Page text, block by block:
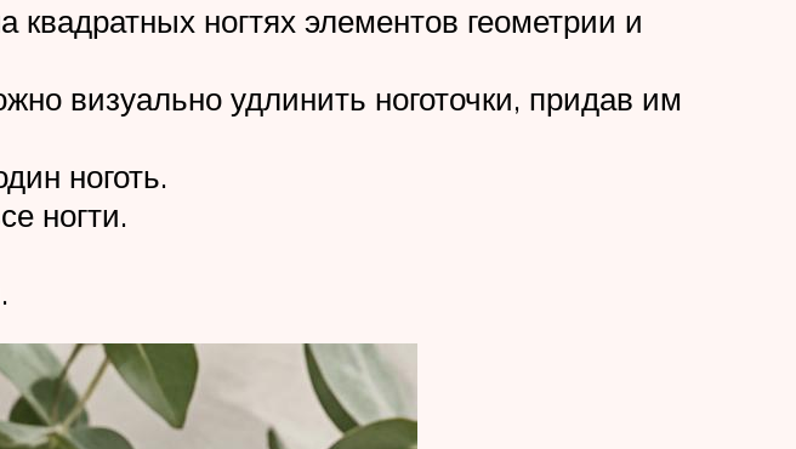
ногтях элементов геометрии и
визуально удлинить ноготочки, придав им
ноготь.
ногти.